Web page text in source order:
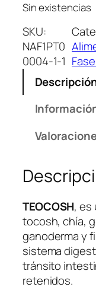
Sin existencias
SKU:
NAF1PT0
0004-1-1
TEOCOSH, es
tocosh, chía,
ganoderma y
sistema
tránsito
retenidos.